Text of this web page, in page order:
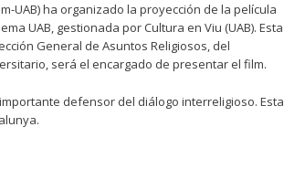
UAB) ha organizado la proyección de la película
UAB, gestionada por Cultura en Viu (UAB). Esta
General de Asuntos Religiosos, del
será el encargado de presentar el film.
defensor del diálogo interreligioso. Esta